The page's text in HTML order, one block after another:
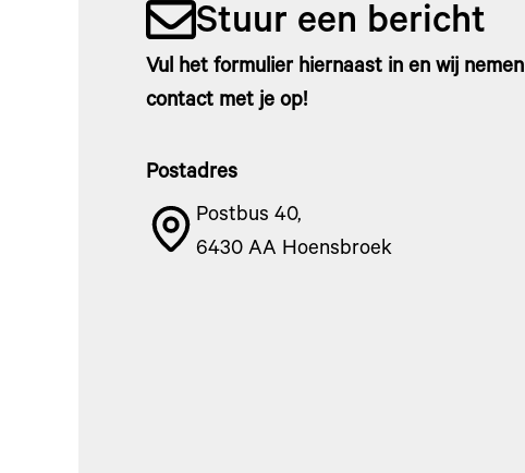
Stuur een bericht
Vul het formulier hiernaast in en wij nemen
contact met je op!
Postadres
Postbus 40,
6430 AA Hoensbroek